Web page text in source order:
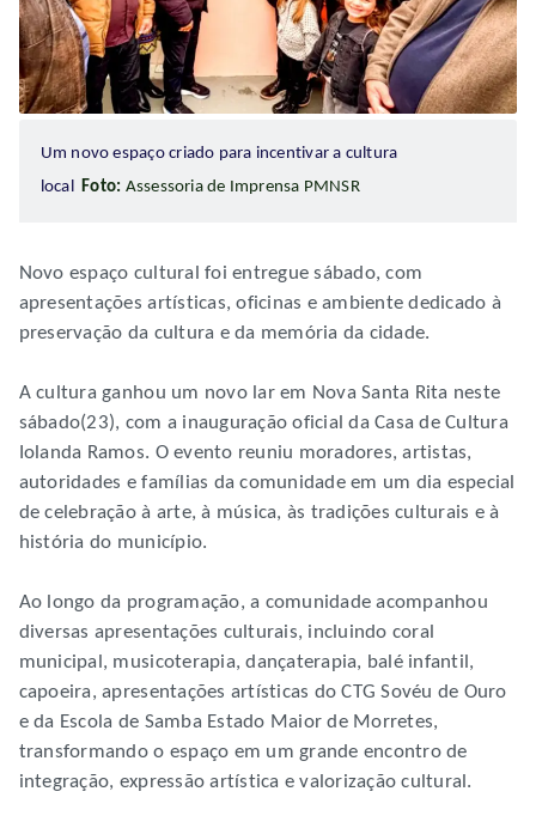
Um novo espaço criado para incentivar a cultura
localFoto: Assessoria de Imprensa PMNSR
Novo espaço cultural foi entregue sábado, com
apresentações artísticas, oficinas e ambiente dedicado à
preservação da cultura e da memória da cidade.
A cultura ganhou um novo lar em Nova Santa Rita neste
sábado(23), com a inauguração oficial da Casa de Cultura
Iolanda Ramos. O evento reuniu moradores, artistas,
autoridades e famílias da comunidade em um dia especial
de celebração à arte, à música, às tradições culturais e à
história do município.
Ao longo da programação, a comunidade acompanhou
diversas apresentações culturais, incluindo coral
municipal, musicoterapia, dançaterapia, balé infantil,
capoeira, apresentações artísticas do CTG Sovéu de Ouro
e da Escola de Samba Estado Maior de Morretes,
transformando o espaço em um grande encontro de
integração, expressão artística e valorização cultural.